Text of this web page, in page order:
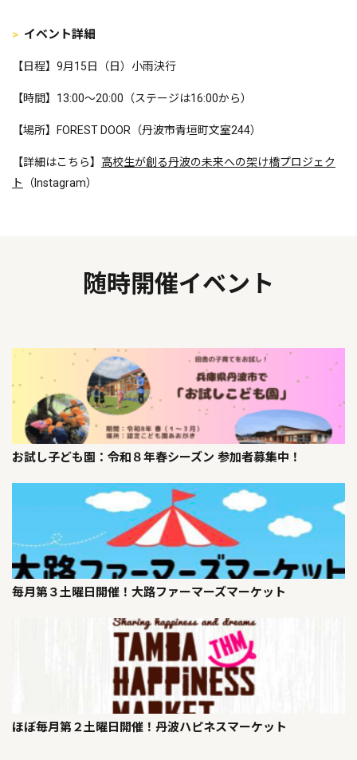
イベント詳細
【日程】9月15日（日）小雨決行
【時間】13:00～20:00（ステージは16:00から）
【場所】FOREST DOOR（丹波市青垣町文室244）
【詳細はこちら】 高校生が創る丹波の未来への架け橋プロジェク
ト
（Instagram）
随時開催イベント
お試し子ども園：令和８年春シーズン 参加者募集中！
毎月第３土曜日開催！大路ファーマーズマーケット
ほぼ毎月第２土曜日開催！丹波ハピネスマーケット